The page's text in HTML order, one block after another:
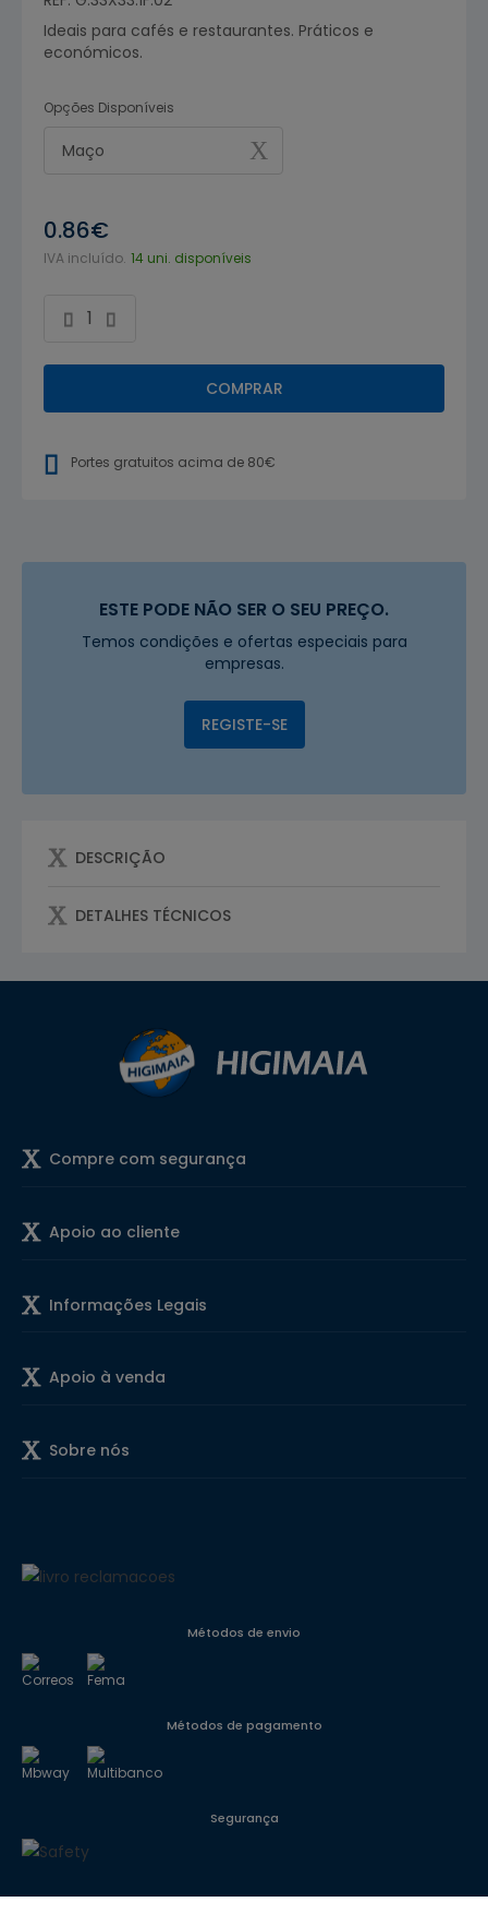
Ideais para cafés e restaurantes. Práticos e
económicos.
Opções Disponíveis
Maço
0.86€
IVA incluído. 14 uni. disponíveis
COMPRAR
Portes gratuitos acima de 80€
ESTE PODE NÃO SER O SEU PREÇO.
Temos condições e ofertas especiais para
empresas.
REGISTE-SE
DESCRIÇÃO
DETALHES TÉCNICOS
Compre com segurança
Apoio ao cliente
Informações Legais
Apoio à venda
Sobre nós
Métodos de envio
Métodos de pagamento
Segurança
Siga-nos